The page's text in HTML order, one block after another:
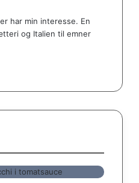
har min interesse. En
og Italien til emner